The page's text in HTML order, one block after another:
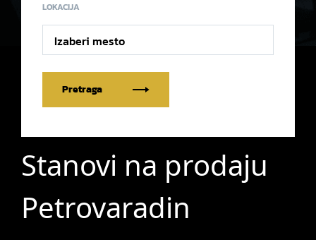
LOKACIJA
Izaberi mesto
Pretraga
Stanovi na prodaju
Petrovaradin